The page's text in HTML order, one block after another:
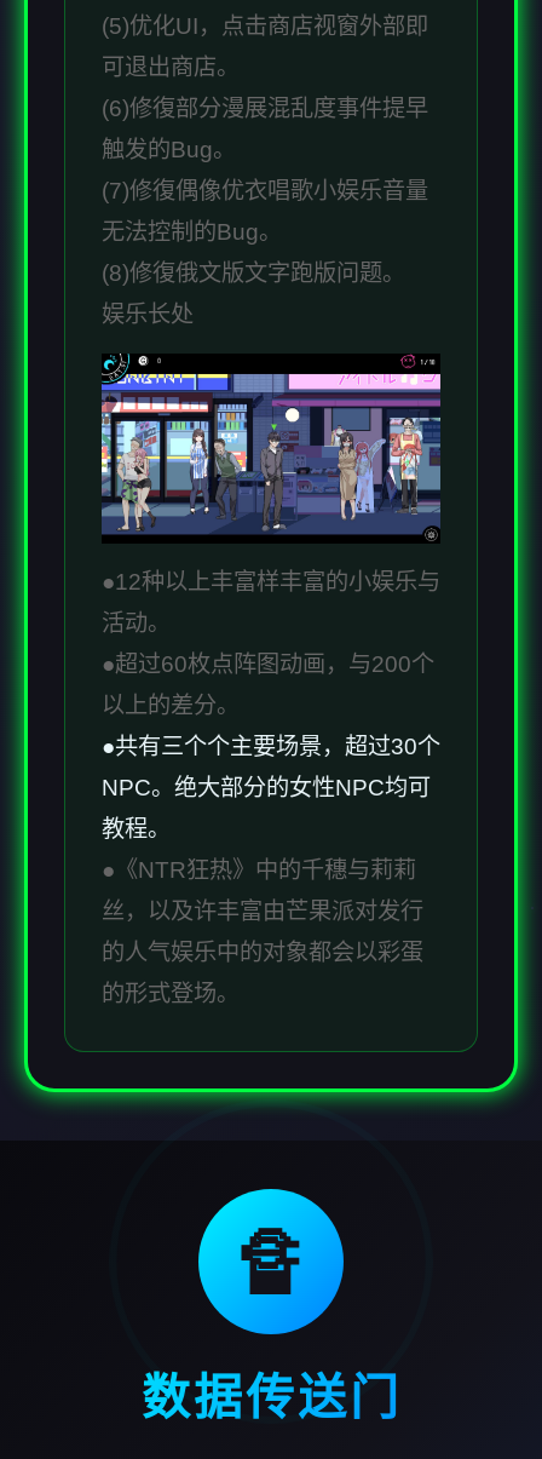
(5)优化UI，点击商店视窗外部即
可退出商店。
(6)修復部分漫展混乱度事件提早
触发的Bug。
(7)修復偶像优衣唱歌小娱乐音量
无法控制的Bug。
(8)修復俄文版文字跑版问题。
娱乐长处
●12种以上丰富样丰富的小娱乐与
活动。
●超过60枚点阵图动画，与200个
以上的差分。
●共有三个个主要场景，超过30个
NPC。绝大部分的女性NPC均可
教程。
●《NTR狂热》中的千穗与莉莉
丝，以及许丰富由芒果派对发行
的人气娱乐中的对象都会以彩蛋
的形式登场。
🔏
数据传送门